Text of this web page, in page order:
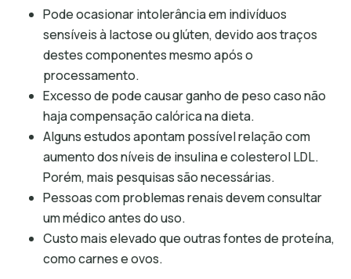
Pode ocasionar intolerância em indivíduos
sensíveis à lactose ou glúten, devido aos traços
destes componentes mesmo após o
processamento.
Excesso de pode causar ganho de peso caso não
haja compensação calórica na dieta.
Alguns estudos apontam possível relação com
aumento dos níveis de insulina e colesterol LDL.
Porém, mais pesquisas são necessárias.
Pessoas com problemas renais devem consultar
um médico antes do uso.
Custo mais elevado que outras fontes de proteína,
como carnes e ovos.